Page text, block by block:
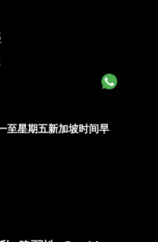
至星期五新加坡时间早